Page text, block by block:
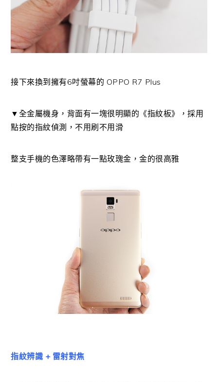
接下來換到擁有6吋螢幕的 OPPO R7 Plus
▼全金屬機身，背面有一塊很明顯的《指紋板》，採用
點按的指紋偵測，不用刷不用滑
整支手機的色澤略帶有一點玫瑰金，金的很高雅
指紋辨識 + 雷射對焦